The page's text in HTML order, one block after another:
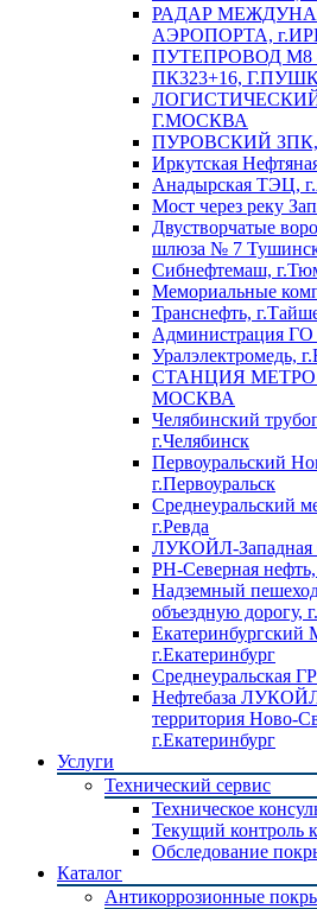
РАДАР
АЭРОПОРТА,
ПУТЕПРОВОД
ПК323+16,
Г.МОСКВА
ПУРОВСКИЙ
Иркутская
Анадырская ТЭЦ,
Мост через реку
Двустворчатые
шлюза № 7
Сибнефтемаш,
Мемориальные
Транснефть,
Администрация ГО
Уралэлектромедь,
СТАНЦИЯ МЕТРО
МОСКВА
Челябинский
г.Челябинск
Первоуральский
г.Первоуральск
Среднеуральский
г.Ревда
ЛУКОЙЛ-Западная
РН-Северная нефть,
Надземный
объездную дорогу,
Екатеринбургский
г.Екатеринбург
Среднеуральская
Нефтебаза
территория Ново-
г.Екатеринбург
Услуги
Технический сервис
Техническое
Текущий контроль
Обследование
Каталог
Антикоррозионные